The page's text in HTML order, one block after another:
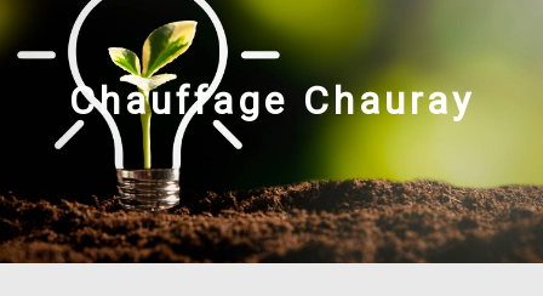
Chauffage Chauray